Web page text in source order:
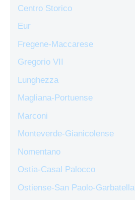
Centro Storico
Eur
Fregene-Maccarese
Gregorio VII
Lunghezza
Magliana-Portuense
Marconi
Monteverde-Gianicolense
Nomentano
Ostia-Casal Palocco
Ostiense-San Paolo-Garbatella